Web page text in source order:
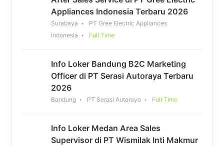
Appliances Indonesia Terbaru 2026
Surabaya
PT Gree Electric Appliances
Indonesia
Full Time
Info Loker Bandung B2C Marketing
Officer di PT Serasi Autoraya Terbaru
2026
Bandung PT Serasi Autoraya Full Time
Info Loker Medan Area Sales
Supervisor di PT Wismilak Inti Makmur